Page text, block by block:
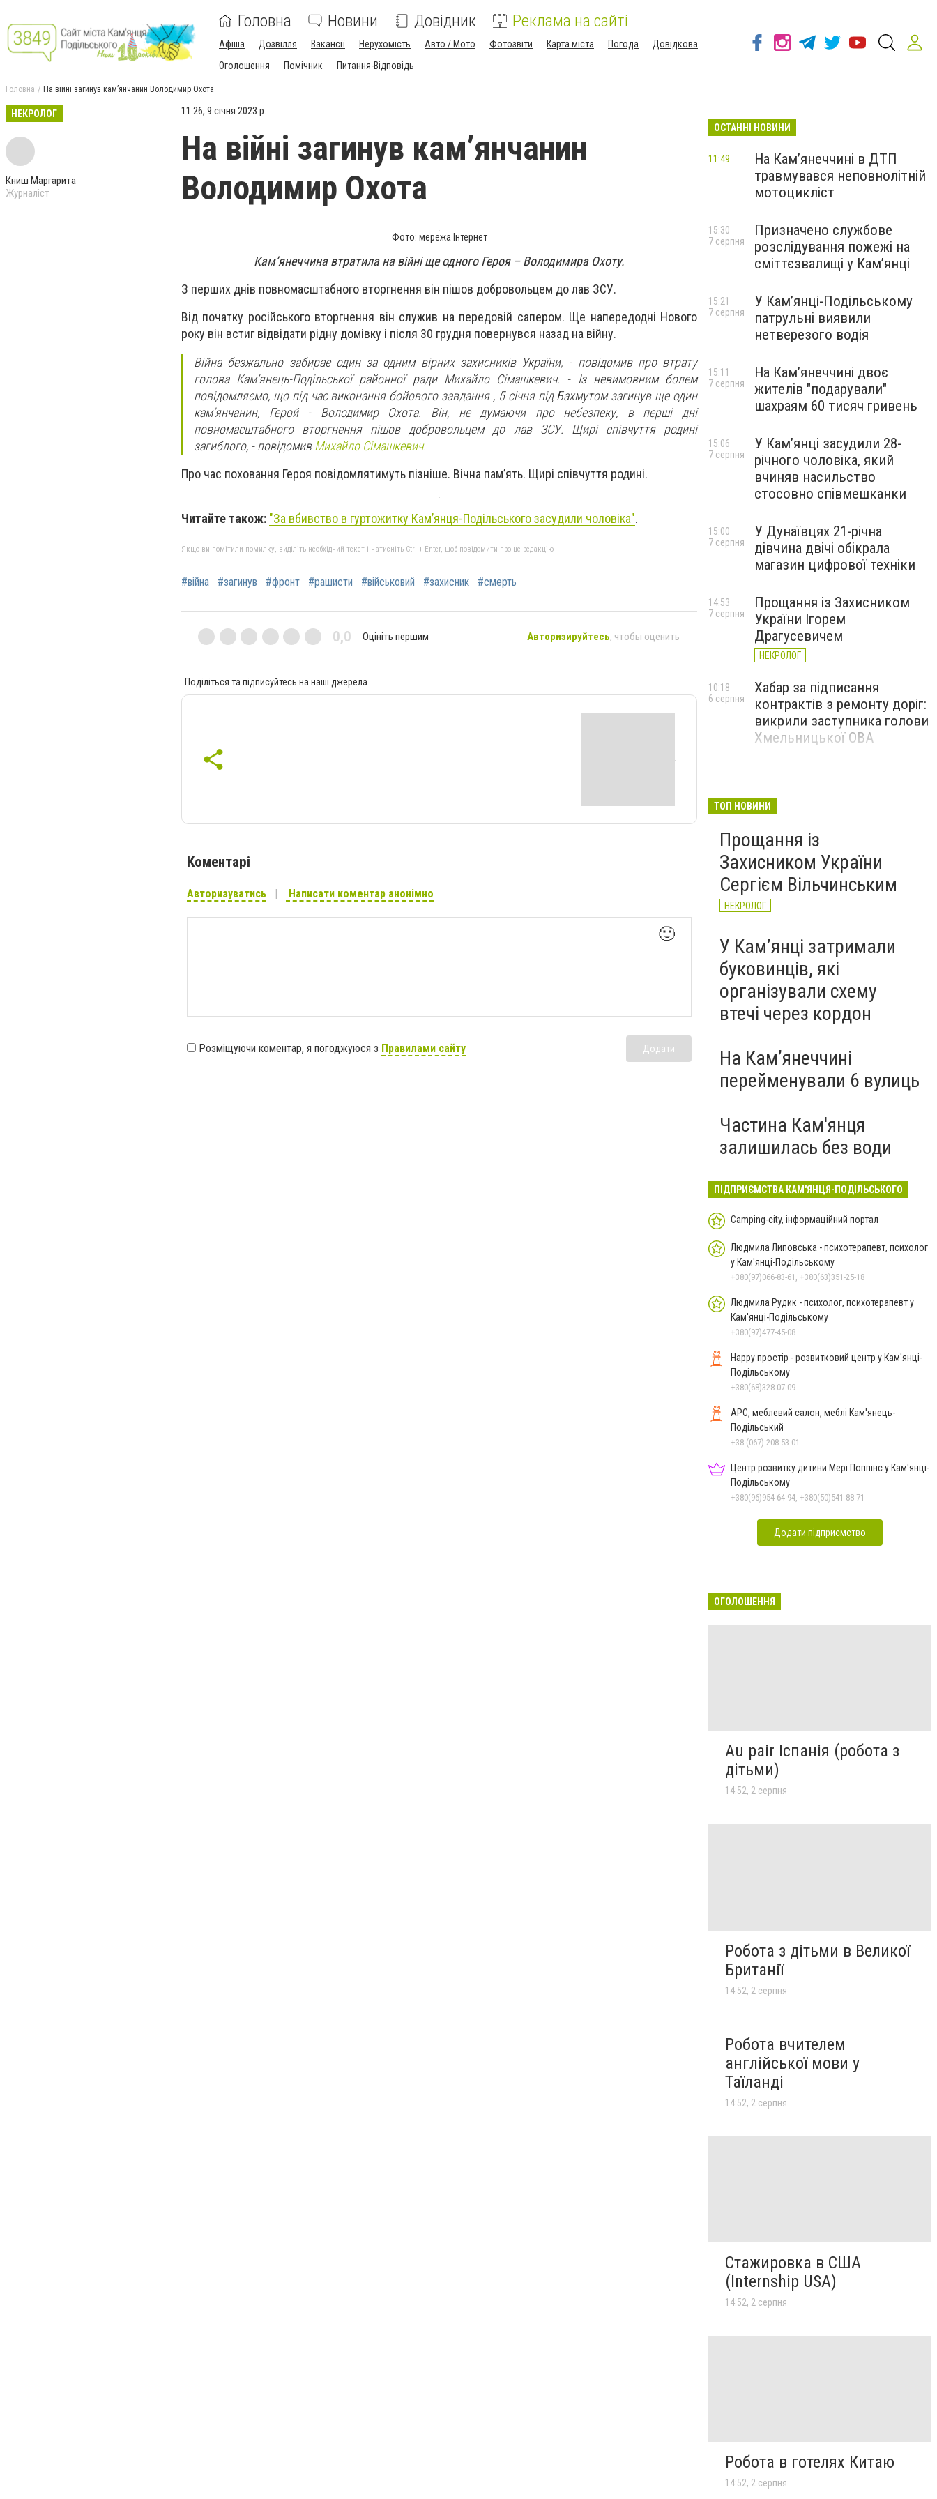
Головна Новини Довідник Реклама на сайті
Афіша Дозвілля Вакансії Нерухомість Авто / Мото Фотозвіти Карта міста Погода
Довідкова
Оголошення
Помічник Питання-Відповідь
Головна На війні загинув кам’янчанин Володимир Охота
НЕКРОЛОГ
Книш Маргарита
Журналіст
11:26, 9 січня 2023 р.
На війні загинув кам’янчанин
Володимир Охота
Фото: мережа Інтернет
Кам’янеччина втратила на війні ще одного Героя – Володимира Охоту.
З перших днів повномасштабного вторгнення він пішов добровольцем до лав ЗСУ.
Від початку російського вторгнення він служив на передовій сапером. Ще напередодні Нового
року він встиг відвідати рідну домівку і після 30 грудня повернувся назад на війну.
Війна безжально забирає один за одним вірних захисників України, - повідомив про втрату
голова Кам’янець-Подільської районної ради Михайло Сімашкевич. - Із невимовним болем
повідомляємо, що під час виконання бойового завдання , 5 січня під Бахмутом загинув ще один
кам’янчанин, Герой - Володимир Охота. Він, не думаючи про небезпеку, в перші дні
повномасштабного вторгнення пішов добровольцем до лав ЗСУ. Щирі співчуття родині
загиблого, - повідомивМихайло Сімашкевич.
Про час поховання Героя повідомлятимуть пізніше. Вічна пам’ять. Щирі співчуття родині.
Читайте також: "За вбивство в гуртожитку Кам’янця-Подільського засудили чоловіка".
Якщо ви помітили помилку, виділіть необхідний текст і натисніть Ctrl + Enter, щоб повідомити про це редакцію
#війна #загинув #фронт #рашисти #військовий #захисник #смерть
0,0 Оцініть першим Авторизируйтесь, чтобы оценить
Поділіться та підписуйтесь на наші джерела
Коментарі
Авторизуватись Написати коментар анонімно
🙂
Розміщуючи коментар, я погоджуюся з Правилами сайту Додати
ОСТАННІ НОВИНИ
На Кам’янеччині в ДТП
травмувався неповнолітній
мотоцикліст
11:49
Призначено службове
розслідування пожежі на
сміттєзвалищі у Кам’янці
15:30
7 серпня
У Кам’янці-Подільському
патрульні виявили
нетверезого водія
15:21
7 серпня
На Камʼянеччині двоє
жителів "подарували"
шахраям 60 тисяч гривень
15:11
7 серпня
У Камʼянці засудили 28-
річного чоловіка, який
вчиняв насильство
стосовно співмешканки
15:06
7 серпня
У Дунаївцях 21-річна
дівчина двічі обікрала
магазин цифрової техніки
15:00
7 серпня
Прощання із Захисником
України Ігорем
Драгусевичем
НЕКРОЛОГ
14:53
7 серпня
Хабар за підписання
контрактів з ремонту доріг:
викрили заступника голови
Хмельницької ОВА
10:18
6 серпня
ТОП НОВИНИ
Прощання із
Захисником України
Сергієм Вільчинським
НЕКРОЛОГ
У Кам’янці затримали
буковинців, які
організували схему
втечі через кордон
На Камʼянеччині
перейменували 6 вулиць
Частина Кам'янця
залишилась без води
ПІДПРИЄМСТВА КАМ'ЯНЦЯ-ПОДІЛЬСЬКОГО
Camping-city, інформаційний портал
Людмила Липовська - психотерапевт, психолог
у Кам'янці-Подільському
+380(97)066-83-61, +380(63)351-25-18
Людмила Рудик - психолог, психотерапевт у
Кам'янці-Подільському
+380(97)477-45-08
Happy простір - розвитковий центр у Кам'янці-
Подільському
+380(68)328-07-09
АРС, меблевий салон, меблі Кам'янець-
Подільський
+38 (067) 208-53-01
Центр розвитку дитини Мері Поппінс у Кам'янці-
Подільському
+380(96)954-64-94, +380(50)541-88-71
Додати підприємство
ОГОЛОШЕННЯ
Au pair Іспанія (робота з
дітьми)
14:52, 2 серпня
Робота з дітьми в Великої
Британії
14:52, 2 серпня
Робота вчителем
англійської мови у
Таїланді
14:52, 2 серпня
Стажировка в США
(Internship USA)
14:52, 2 серпня
Робота в готелях Китаю
14:52, 2 серпня